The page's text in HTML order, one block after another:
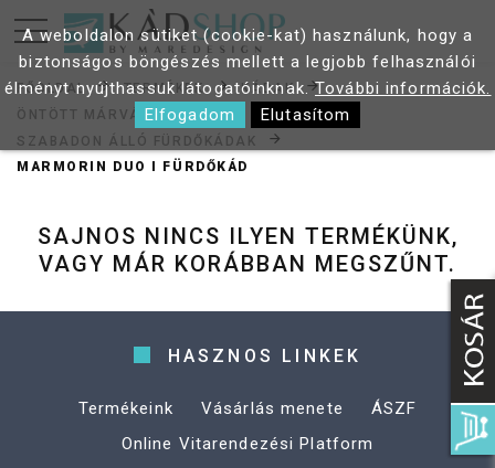
FŐOLDAL TERMÉKEK
KÁDAK
ÖNTÖTT MÁRVÁNY KÁDAK
SZABADON ÁLLÓ FÜRDŐKÁDAK
MARMORIN DUO I FÜRDŐKÁD
SAJNOS NINCS ILYEN TERMÉKÜNK,
VAGY MÁR KORÁBBAN MEGSZŰNT.
HASZNOS LINKEK
Termékeink Vásárlás menete
ÁSZF
Online Vitarendezési Platform
A weboldalon sütiket (cookie-kat) használunk, hogy a
biztonságos böngészés mellett a legjobb felhasználói
élményt nyújthassuk látogatóinknak.További információk.
Elfogadom
Elutasítom